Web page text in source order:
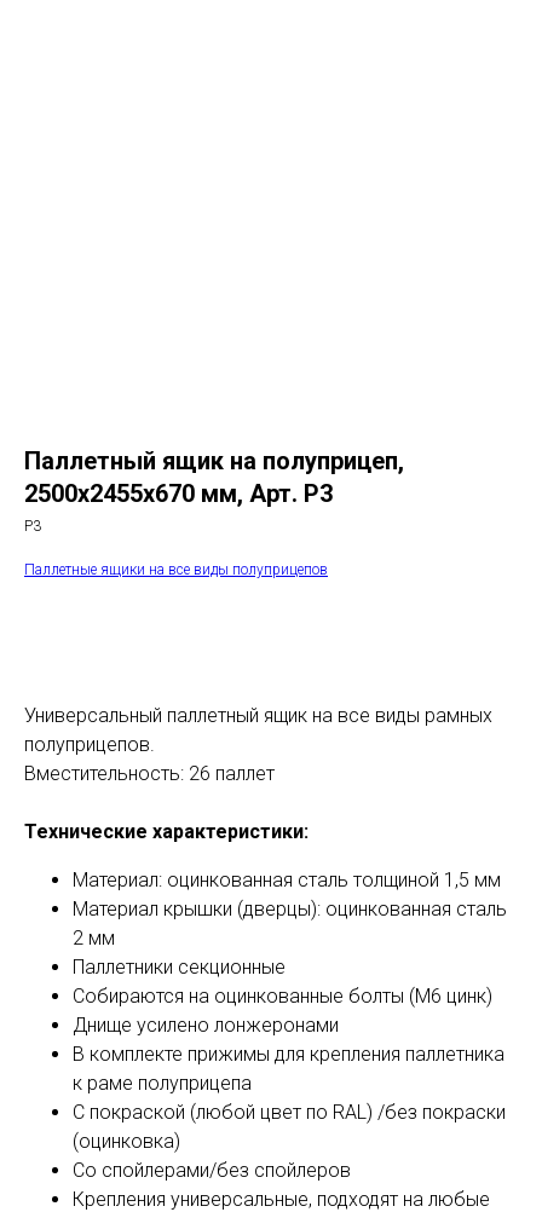
Паллетный ящик на полуприцеп,
2500х2455х670 мм, Арт. P3
P3
Паллетные ящики на все виды полуприцепов
Универсальный паллетный ящик на все виды рамных
полуприцепов.
Вместительность: 26 паллет
Технические характеристики:
Материал: оцинкованная сталь толщиной 1,5 мм
Материал крышки (дверцы): оцинкованная сталь
2 мм
Паллетники секционные
Собираются на оцинкованные болты (М6 цинк)
Днище усилено лонжеронами
В комплекте прижимы для крепления паллетника
к раме полуприцепа
С покраской (любой цвет по RAL) /без покраски
(оцинковка)
Со спойлерами/без спойлеров
Крепления универсальные, подходят на любые